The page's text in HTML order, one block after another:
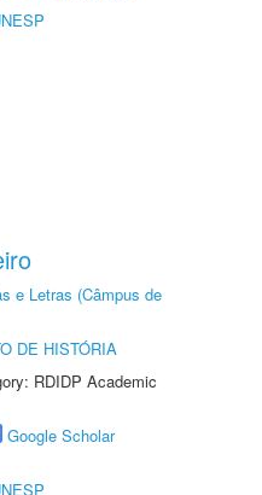
e Letras (Câmpus de
DE HISTÓRIA
RDIDP Academic
Google Scholar